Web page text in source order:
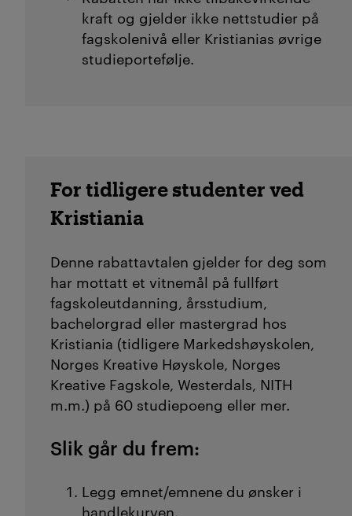
kraft og gjelder ikke nettstudier på
fagskolenivå eller Kristianias øvrige
studieportefølje.
For tidligere studenter ved
Kristiania
Denne rabattavtalen gjelder for deg som
har mottatt et vitnemål på fullført
fagskoleutdanning, årsstudium,
bachelorgrad eller mastergrad hos
Kristiania (tidligere Markedshøyskolen,
Norges Kreative Høyskole, Norges
Kreative Fagskole, Westerdals, NITH
m.m.) på 60 studiepoeng eller mer.
Slik går du frem:
Legg emnet/emnene du ønsker i
handlekurven.